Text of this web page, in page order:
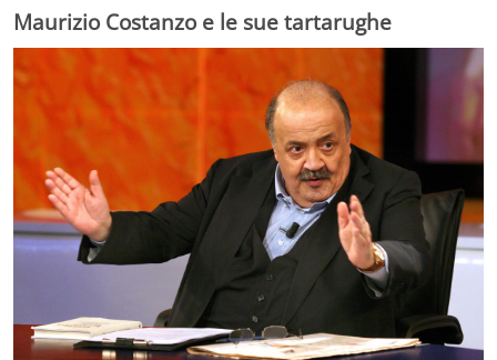
Maurizio Costanzo e le sue tartarughe